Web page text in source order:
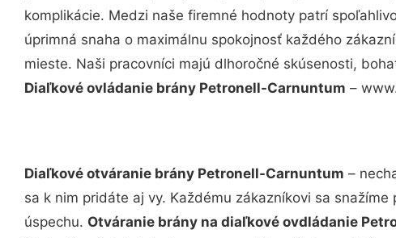
komplikácie. Medzi naše firemné hodnoty patrí
úprimná snaha o maximálnu spokojnosť každého
mieste. Naši pracovníci majú dlhoročné skúsenosti,
Diaľkové ovládanie brány Petronell-Carnuntum –
Diaľkové otváranie brány Petronell-Carnuntum –
sa k nim pridáte aj vy. Každému zákazníkovi sa
úspechu. Otváranie brány na diaľkové ovdládanie